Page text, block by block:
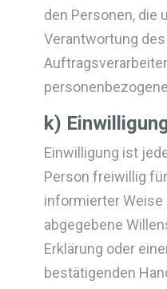
den Personen, die
Verantwortung
k)
Einwilligung ist
Person freiwillig
informierter
abgegebene
Erklärung oder
bestätigenden